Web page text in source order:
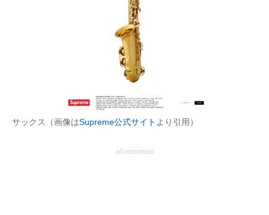
経営リーダーのコミュニティ
マーケ×ITの今がよく分かる
ITエンジニア向け専門サイト
企業向けIT製品の総合サイト
サックス（画像はSupreme公式サイト より引用）
advertisement